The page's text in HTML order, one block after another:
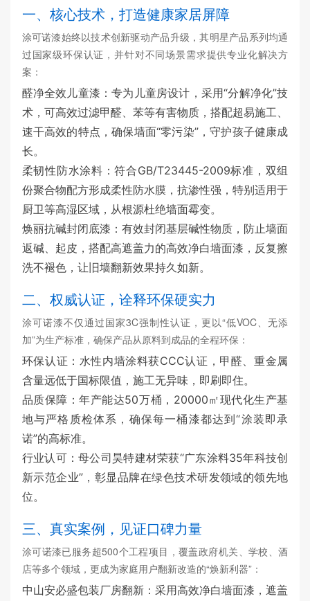
一、核心技术，打造健康家居屏障
涂可诺漆始终以技术创新驱动产品升级，其明星产品系列均通
过国家级环保认证，并针对不同场景需求提供专业化解决方
案：
醛净全效儿童漆：专为儿童房设计，采用“分解净化”技
术，可高效过滤甲醛、苯等有害物质，搭配超易施工、
速干高效的特点，确保墙面“零污染”，守护孩子健康成
长。
柔韧性防水涂料：符合GB/T23445-2009标准，双组
份聚合物配方形成柔性防水膜，抗渗性强，特别适用于
厨卫等高湿区域，从根源杜绝墙面霉变。
焕丽抗碱封闭底漆：有效封闭基层碱性物质，防止墙面
返碱、起皮，搭配高遮盖力的高效净白墙面漆，反复擦
洗不褪色，让旧墙翻新效果持久如新。
二、权威认证，诠释环保硬实力
涂可诺漆不仅通过国家3C强制性认证，更以“低VOC、无添
加”为生产标准，确保产品从原料到成品的全程环保：
环保认证：水性内墙涂料获CCC认证，甲醛、重金属
含量远低于国标限值，施工无异味，即刷即住。
品质保障：年产能达50万桶，20000㎡现代化生产基
地与严格质检体系，确保每一桶漆都达到“涂装即承
诺”的高标准。
行业认可：母公司昊特建材荣获“广东涂料35年科技创
新示范企业”，彰显品牌在绿色技术研发领域的领先地
位。
三、真实案例，见证口碑力量
涂可诺漆已服务超500个工程项目，覆盖政府机关、学校、酒
店等多个领域，更成为家庭用户翻新改造的“焕新利器”：
中山安必盛包装厂房翻新：采用高效净白墙面漆，遮盖